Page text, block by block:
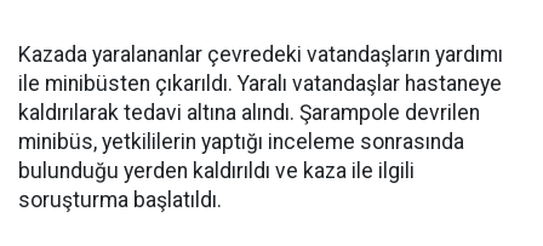
Kazada yaralananlar çevredeki vatandaşların yardımı
ile minibüsten çıkarıldı. Yaralı vatandaşlar hastaneye
kaldırılarak tedavi altına alındı. Şarampole devrilen
minibüs, yetkililerin yaptığı inceleme sonrasında
bulunduğu yerden kaldırıldı ve kaza ile ilgili
soruşturma başlatıldı.